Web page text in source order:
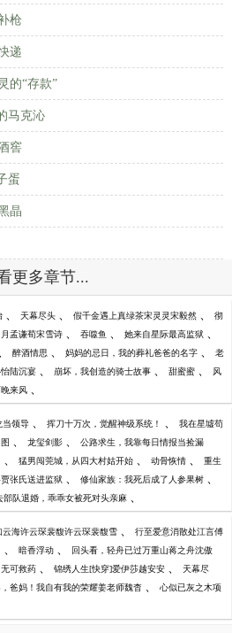
枪
递
的“存款”
马克沁
窖
蛋
晶
更多章节...
、 天幕尽头 、 假千金遇上真绿茶宋灵灵宋毅然 、 彻
孟谦荀宋雪诗 、 吞噬鱼 、 她来自星际最高监狱 、
醉酒情思 、 妈妈的忌日，我的葬礼爸爸的名字 、 老
陆沉宴 、 崩坏，我创造的骑士故事 、 甜蜜蜜 、 风
来风 、
当领导 、 挥刀十万次，觉醒神级系统！ 、 我在星墟苟
、 龙玺剑影 、 公路求生，我靠每日情报当捡漏
、 猛男闯莞城，从四大村姑开始 、 动骨恢情 、 重生
张氏送进监狱 、 修仙家族：我死后成了人参果树 、
部队退婚，乖乖女被死对头亲麻 、
云海许云琛裴馥许云琛裴馥雪 、 行至爱意消散处江言傅
、 暗香浮动 、 回头看，轻舟已过万重山蒋之舟沈傲
无可救药 、 锦绣人生[快穿]爱伊莎越安安 、 天幕尽
爸妈！我自有我的荣耀姜老师魏杳 、 心似已灰之木项